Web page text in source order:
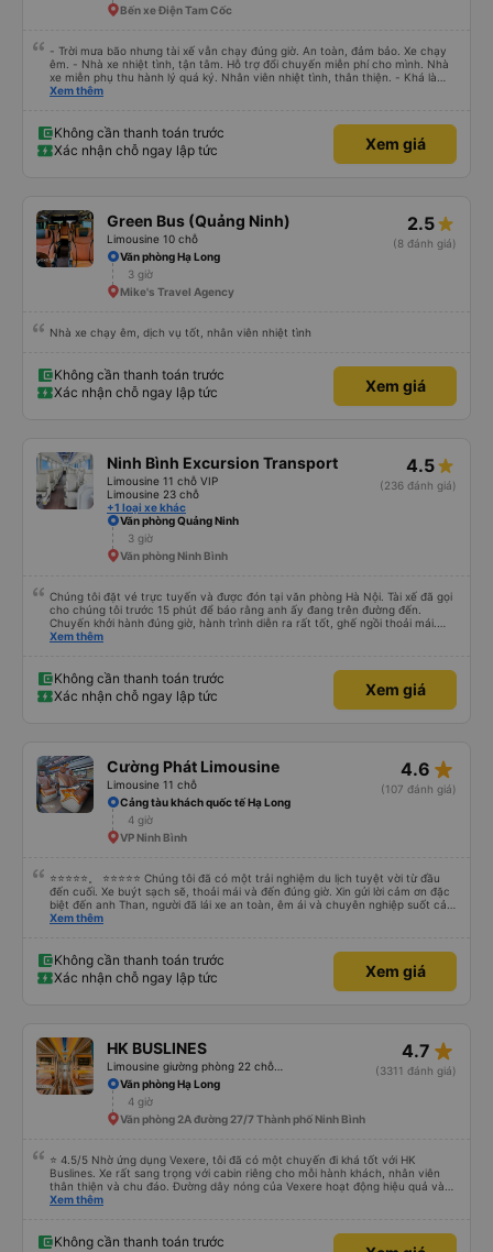
Bến xe Điện Tam Cốc
- Trời mưa bão nhưng tài xế vẫn chạy đúng giờ. An toàn, đảm bảo. Xe chạy
êm. - Nhà xe nhiệt tình, tận tâm. Hỗ trợ đổi chuyến miễn phí cho mình. Nhà
xe miễn phụ thu hành lý quá ký. Nhân viên nhiệt tình, thân thiện. - Khá là
thích tài xế. Lái xe an toàn. Chu đáo, thân thiện, nhiệt tình. - Xe ngồi thoải
Xem thêm
Không cần thanh toán trước
Xác nhận chỗ ngay lập tức
Xem giá
Green Bus (Quảng Ninh)
Limousine 10 chỗ
2.5
(8 đánh giá)
Văn phòng Hạ Long
3 giờ
Mike's Travel Agency
Nhà xe chạy êm, dịch vụ tốt, nhân viên nhiệt tình
Không cần thanh toán trước
Xác nhận chỗ ngay lập tức
Xem giá
Ninh Bình Excursion Transport
Limousine 11 chỗ VIP
Limousine 23 chỗ
+1 loại xe khác
4.5
(236 đánh giá)
Văn phòng Quảng Ninh
3 giờ
Văn phòng Ninh Bình
Chúng tôi đặt vé trực tuyến và được đón tại văn phòng Hà Nội. Tài xế đã gọi
cho chúng tôi trước 15 phút để báo rằng anh ấy đang trên đường đến.
Chuyến khởi hành đúng giờ, hành trình diễn ra rất tốt, ghế ngồi thoải mái.
Chúng tôi đã chọn trả khách ở Tam Cốc khi đặt xe trực tuyến, tài xế đã trả
Xem thêm
Không cần thanh toán trước
Xác nhận chỗ ngay lập tức
Xem giá
Cường Phát Limousine
Limousine 11 chỗ
4.6 star_rate
(107 đánh giá)
Cảng tàu khách quốc tế Hạ Long
4 giờ
VP Ninh Bình
⭐⭐⭐⭐⭐。 ⭐⭐⭐⭐⭐ Chúng tôi đã có một trải nghiệm du lịch tuyệt vời từ đầu
đến cuối. Xe buýt sạch sẽ, thoải mái và đến đúng giờ. Xin gửi lời cảm ơn đặc
biệt đến anh Than, người đã lái xe an toàn, êm ái và chuyên nghiệp suốt cả
hành trình. Sự cẩn thận của anh ấy khiến chúng tôi cảm thấy thoải mái và
và luôn nhanh chóng trả lời các câu hỏi của chúng tôi. Mọi thứ đều được tổ
chức tốt, khiến chuyến đi của chúng tôi suôn sẻ, thú vị và hoàn toàn không
căng thẳng. Chúng tôi thực sự đánh giá cao dịch vụ tuyệt vời và rất khuyến
Xem thêm
Không cần thanh toán trước
Xác nhận chỗ ngay lập tức
Xem giá
HK BUSLINES 4.7 star_rate
(3311 đánh giá)
Văn phòng Hạ Long
4 giờ
Văn phòng 2A đường 27/7 Thành phố Ninh Bình
⭐ 4.5/5 Nhờ ứng dụng Vexere, tôi đã có một chuyến đi khá tốt với HK
Buslines. Xe rất sang trọng với cabin riêng cho mỗi hành khách, nhân viên
thân thiện và chu đáo. Đường dây nóng của Vexere hoạt động hiệu quả và
thể hiện trách nhiệm với khách hàng. Nhược điểm: -0.5 sao vì quy trình đặt
phòng đại diện của công ty, không phải ở nhà tôi :) Ưu điểm: Xe buýt khởi
Xem thêm
Không cần thanh toán trước